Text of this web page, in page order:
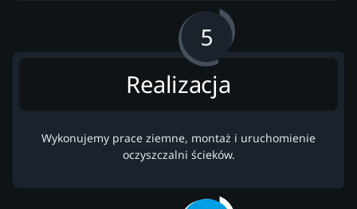
Realizacja
Wykonujemy prace ziemne, montaż i uruchomienie
oczyszczalni ścieków.